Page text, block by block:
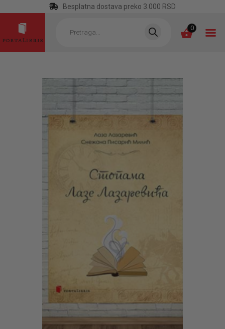
Besplatna dostava preko 3.000 RSD
search 0
POČETNA
KATEGORIJE
NAJPRODAVANIJE
NOVE KNJIGE
ZABORAVA
AUTORI